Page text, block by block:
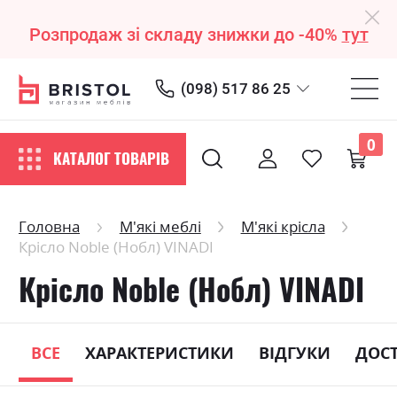
Розпродаж зі складу знижки до -40% тут
(098) 517 86 25
КАТАЛОГ ТОВАРІВ
0
Головна М'які меблі
М'які крісла
Крісло Noble (Нобл) VINADI
Крісло Noble (Нобл) VINADI
ВСЕ ХАРАКТЕРИСТИКИ ВІДГУКИ